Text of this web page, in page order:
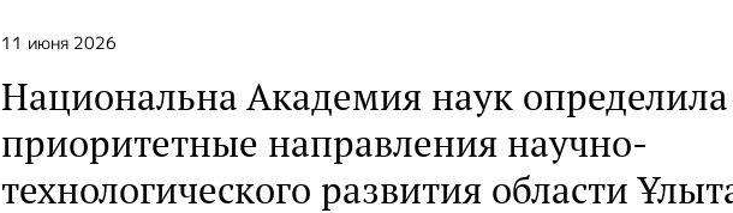
11 июня 2026
Национальна Академия наук определила
приоритетные направления научно-
технологического развития области